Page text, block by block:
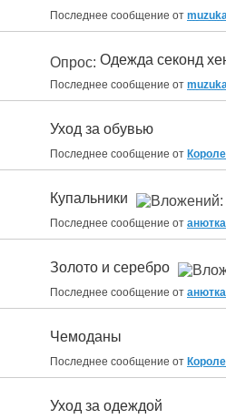
Последнее сообщение от
Опрос: Одежда секонд
Последнее сообщение от
Уход за обувью
Последнее сообщение от
Купальники
Последнее сообщение от анютка
Золото и серебро
Последнее сообщение от анютка
Чемоданы
Последнее сообщение от
Уход за одеждой